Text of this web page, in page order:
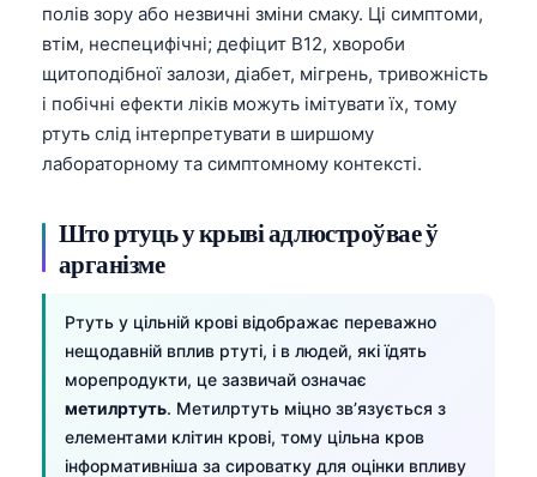
полів зору або незвичні зміни смаку. Ці симптоми,
втім, неспецифічні; дефіцит B12, хвороби
щитоподібної залози, діабет, мігрень, тривожність
і побічні ефекти ліків можуть імітувати їх, тому
ртуть слід інтерпретувати в ширшому
лабораторному та симптомному контексті.
Што ртуць у крыві адлюстроўвае ў
арганізме
Ртуть у цільній крові відображає переважно
нещодавній вплив ртуті, і в людей, які їдять
морепродукти, це зазвичай означає
метилртуть. Метилртуть міцно зв’язується з
елементами клітин крові, тому цільна кров
інформативніша за сироватку для оцінки впливу